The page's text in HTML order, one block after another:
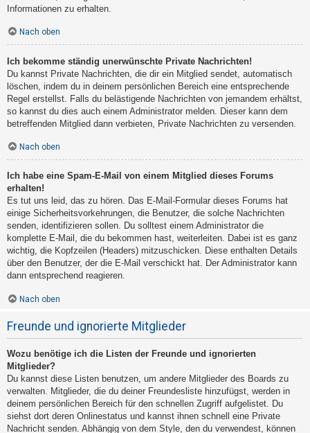
Informationen zu erhalten.
Nach oben
Ich bekomme ständig unerwünschte Private Nachrichten!
Du kannst Private Nachrichten, die dir ein Mitglied sendet, automatisch
löschen, indem du in deinem persönlichen Bereich eine entsprechende
Regel erstellst. Falls du belästigende Nachrichten von jemandem erhältst,
so kannst du dies auch einem Administrator melden. Dieser kann dem
betreffenden Mitglied dann verbieten, Private Nachrichten zu versenden.
Nach oben
Ich habe eine Spam-E-Mail von einem Mitglied dieses Forums
erhalten!
Es tut uns leid, das zu hören. Das E-Mail-Formular dieses Forums hat
einige Sicherheitsvorkehrungen, die Benutzer, die solche Nachrichten
senden, identifizieren sollen. Du solltest einem Administrator die
komplette E-Mail, die du bekommen hast, weiterleiten. Dabei ist es ganz
wichtig, die Kopfzeilen (Headers) mitzuschicken. Diese enthalten Details
über den Benutzer, der die E-Mail verschickt hat. Der Administrator kann
dann entsprechend reagieren.
Nach oben
Freunde und ignorierte Mitglieder
Wozu benötige ich die Listen der Freunde und ignorierten
Mitglieder?
Du kannst diese Listen benutzen, um andere Mitglieder des Boards zu
verwalten. Mitglieder, die du deiner Freundesliste hinzufügst, werden in
deinem persönlichen Bereich für den schnellen Zugriff aufgelistet. Du
siehst dort deren Onlinestatus und kannst ihnen schnell eine Private
Nachricht senden. Abhängig von dem Style, den du verwendest, können